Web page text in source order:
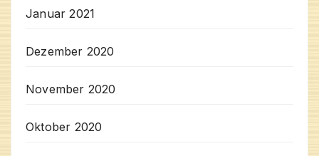
Januar 2021
Dezember 2020
November 2020
Oktober 2020